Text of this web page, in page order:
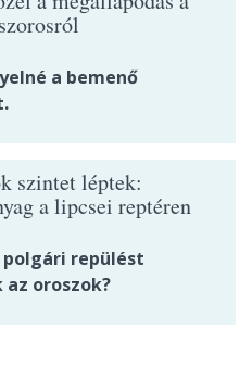
a bemenő
szintet léptek:
a lipcsei reptéren
polgári repülést
oroszok?